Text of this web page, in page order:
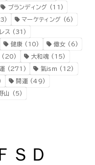
ブランディング (11)
マーケティング (6)
ス (31)
健康 (10) 億女(6)
(20) 大和魂 (15)
(271) 氣ism (12)
開運(49)
山 (5)
ＳＤ